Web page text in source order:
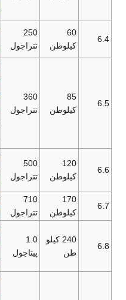
6.4
60
كيلوطن
250
تتراجول
6.5
85
كيلوطن
360
تتراجول
6.6
120
كيلوطن
500
تتراجول
6.7
170
كيلوطن
710
تتراجول
6.8
240 كيلو
طن
1.0
پيتاجول